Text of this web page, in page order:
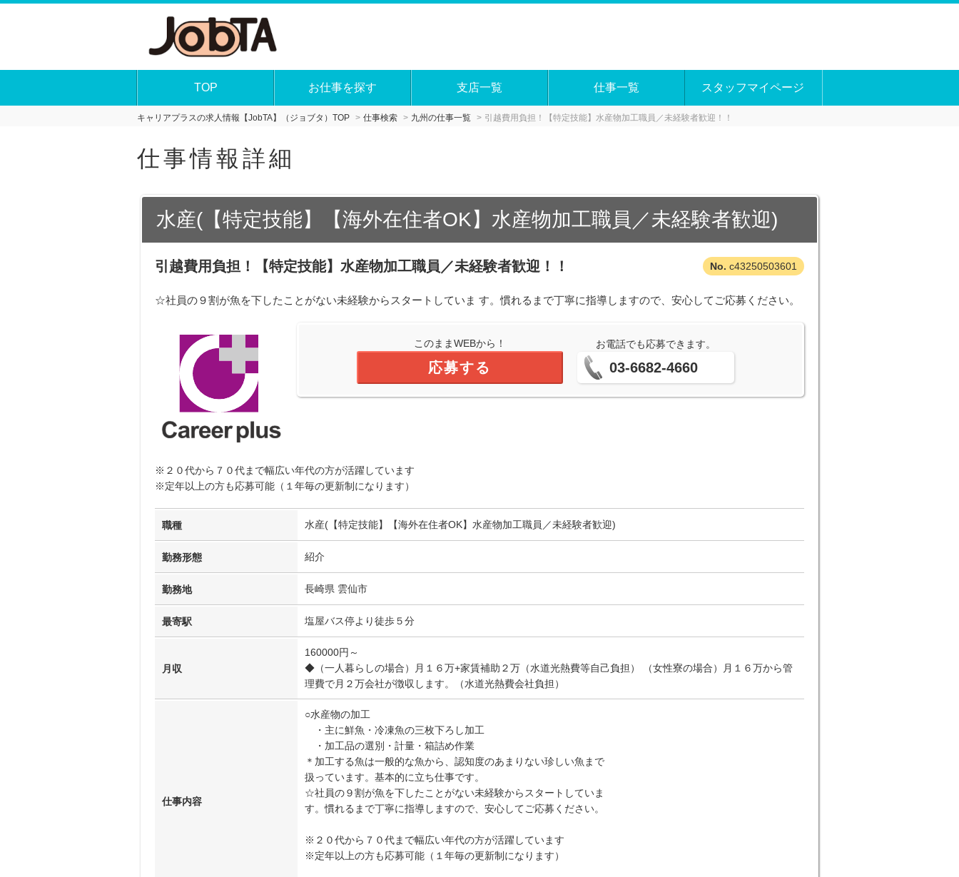
TOP お仕事を探す 支店一覧 仕事一覧 スタッフマイページ
キャリアプラスの求人情報【JobTA】（ジョブタ）TOP 仕事検索 九州の仕事一覧 引越費用負担！【特定技能】水産物加工職員／未経験者歓迎！！
仕事情報詳細
水産(【特定技能】【海外在住者OK】水産物加工職員／未経験者歓迎)
c43250503601
引越費用負担！【特定技能】水産物加工職員／未経験者歓迎！！
☆社員の９割が魚を下したことがない未経験からスタートしていま す。慣れるまで丁寧に指導しますので、安心してご応募ください。
このままWEBから！
応募する
お電話でも応募できます。
03-6682-4660
※２０代から７０代まで幅広い年代の方が活躍しています
※定年以上の方も応募可能（１年毎の更新制になります）
職種 水産(【特定技能】【海外在住者OK】水産物加工職員／未経験者歓迎)
勤務形態 紹介
勤務地 長崎県 雲仙市
最寄駅 塩屋バス停より徒歩５分
月収
160000円～
◆（一人暮らしの場合）月１６万+家賃補助２万（水道光熱費等自己負担） （女性寮の場合）月１６万から管
理費で月２万会社が徴収します。（水道光熱費会社負担）
仕事内容
○水産物の加工
・主に鮮魚・冷凍魚の三枚下ろし加工
・加工品の選別・計量・箱詰め作業
＊加工する魚は一般的な魚から、認知度のあまりない珍しい魚まで
扱っています。基本的に立ち仕事です。
☆社員の９割が魚を下したことがない未経験からスタートしていま
す。慣れるまで丁寧に指導しますので、安心してご応募ください。
※２０代から７０代まで幅広い年代の方が活躍しています
※定年以上の方も応募可能（１年毎の更新制になります）